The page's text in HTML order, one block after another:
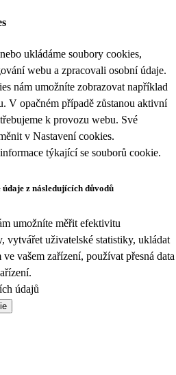
ukládáme soubory cookies,
webu a zpracovali osobní údaje.
nám umožníte zobrazovat například
V opačném případě zůstanou aktivní
k provozu webu. Své
v Nastavení cookies.
týkající se souborů cookie.
z následujících důvodů
umožníte měřit efektivitu
vytvářet uživatelské statistiky, ukládat
vašem zařízení, používat přesná data
údajů